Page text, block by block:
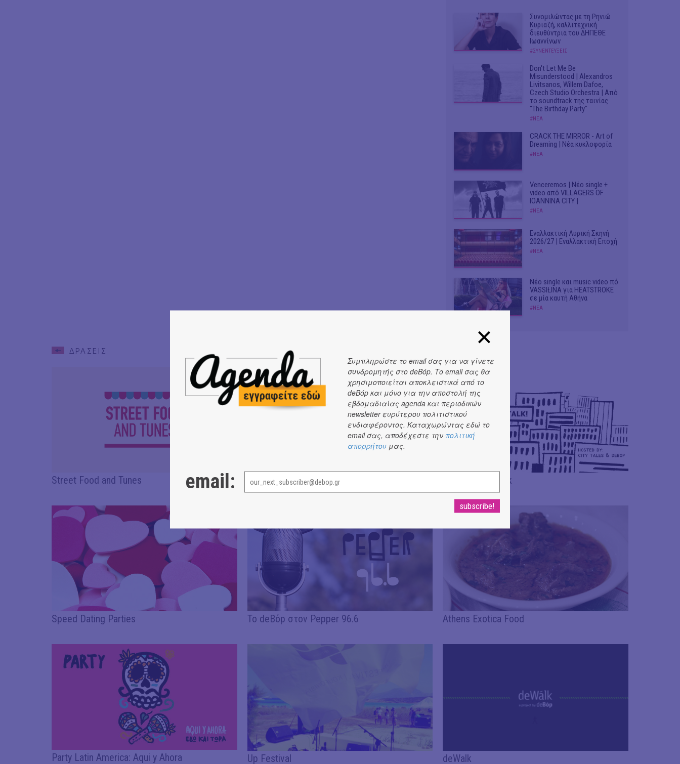
Συνομιλώντας με τη Ρηνιώ
Κυριαζή, καλλιτεχνική
διευθύντρια του ΔΗΠΕΘΕ
Ιωαννίνων
#ΣΥΝΕΝΤΕΥΞΕΙΣ
Don't Let Me Be
Misunderstood | Alexandros
Livitsanos, Willem Dafoe,
Czech Studio Orchestra | Από
το soundtrack της ταινίας
"The Birthday Party"
#ΝΕΑ
CRACK THE MIRROR - Art of
Dreaming | Νέα κυκλοφορία
#ΝΕΑ
Venceremos | Νέο single +
video από VILLAGERS OF
IOANNINA CITY |
#ΝΕΑ
Εναλλακτική Λυρική Σκηνή
2026/27 | Εναλλακτική Εποχή
#ΝΕΑ
Νέο single και music video πό
VASSIŁINA για HEATSTROKE
σε μία καυτή Αθήνα
#ΝΕΑ
ΔΡΑΣΕΙΣ
Street Food and Tunes The Athenians photoshoot Let Buildings Talk
Speed Dating Parties Το deΒόp στον Pepper 96.6 Athens Exotica Food
Party Latin America: Aqui y Ahora Up Festival deWalk
Συμπληρώστε το email σας για να γίνετε
συνδρομητής στο deBόp. Το email σας θα
χρησιμοποιείται αποκλειστικά από το
deBόp και μόνο για την αποστολή της
εβδομαδιαίας agenda και περιοδικών
newsletter ευρύτερου πολιτιστικού
ενδιαφέροντος. Καταχωρώντας εδώ το
email σας, αποδέχεστε την πολιτική
απορρήτου μας.
email: